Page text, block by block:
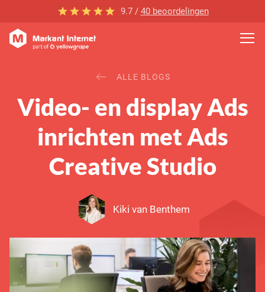
9.7 / 40 beoordelingen
ALLE BLOGS
Video- en display Ads
inrichten met Ads
Creative Studio
Kiki van Benthem